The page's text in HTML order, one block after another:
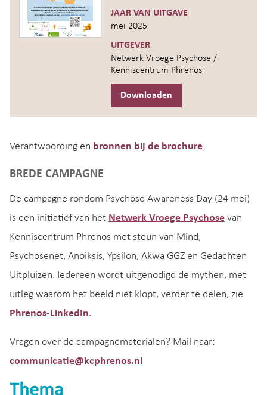
JAAR VAN UITGAVE
mei 2025
UITGEVER
Netwerk Vroege Psychose /
Kenniscentrum Phrenos
Downloaden
Verantwoording en bronnen bij de brochure
BREDE CAMPAGNE
De campagne rondom Psychose Awareness Day (24 mei)
is een initiatief van het Netwerk Vroege Psychose van
Kenniscentrum Phrenos met steun van Mind,
Psychosenet, Anoiksis, Ypsilon, Akwa GGZ en Gedachten
Uitpluizen. Iedereen wordt uitgenodigd de mythen, met
uitleg waarom het beeld niet klopt, verder te delen, zie
Phrenos-LinkedIn.
Vragen over de campagnematerialen? Mail naar:
communicatie@kcphrenos.nl
Thema